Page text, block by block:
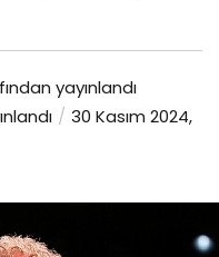
yayınlandı
30 Kasım 2024,